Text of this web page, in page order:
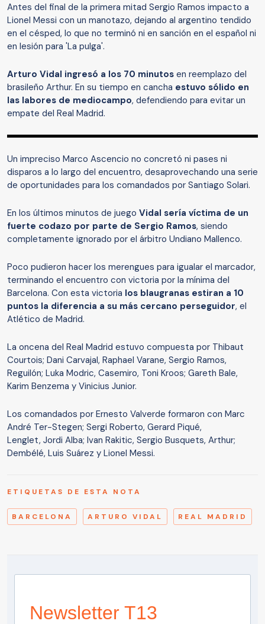
Antes del final de la primera mitad Sergio Ramos impacto a
Lionel Messi con un manotazo, dejando al argentino tendido
en el césped, lo que no terminó ni en sanción en el español ni
en lesión para 'La pulga'.
Arturo Vidal ingresó a los 70 minutos en reemplazo del
brasileño Arthur. En su tiempo en cancha estuvo sólido en
las labores de mediocampo, defendiendo para evitar un
empate del Real Madrid.
Un impreciso Marco Ascencio no concretó ni pases ni
disparos a lo largo del encuentro, desaprovechando una serie
de oportunidades para los comandados por Santiago Solari.
En los últimos minutos de juego Vidal sería víctima de un
fuerte codazo por parte de Sergio Ramos, siendo
completamente ignorado por el árbitro Undiano Mallenco.
Poco pudieron hacer los merengues para igualar el marcador,
terminando el encuentro con victoria por la mínima del
Barcelona. Con esta victoria los blaugranas estiran a 10
puntos la diferencia a su más cercano perseguidor, el
Atlético de Madrid.
La oncena del Real Madrid estuvo compuesta por Thibaut
Courtois; Dani Carvajal, Raphael Varane, Sergio Ramos,
Reguilón; Luka Modric, Casemiro, Toni Kroos; Gareth Bale,
Karim Benzema y Vinicius Junior.
Los comandados por Ernesto Valverde formaron con Marc
André Ter-Stegen; Sergi Roberto, Gerard Piqué,
Lenglet, Jordi Alba; Ivan Rakitic, Sergio Busquets, Arthur;
Dembélé, Luis Suárez y Lionel Messi.
ETIQUETAS DE ESTA NOTA
BARCELONA ARTURO VIDAL REAL MADRID
Newsletter T13